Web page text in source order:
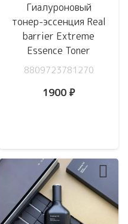
Гиалуроновый
тонер-эссенция Real
barrier Extreme
Essence Toner
8809723781270
1900 ₽